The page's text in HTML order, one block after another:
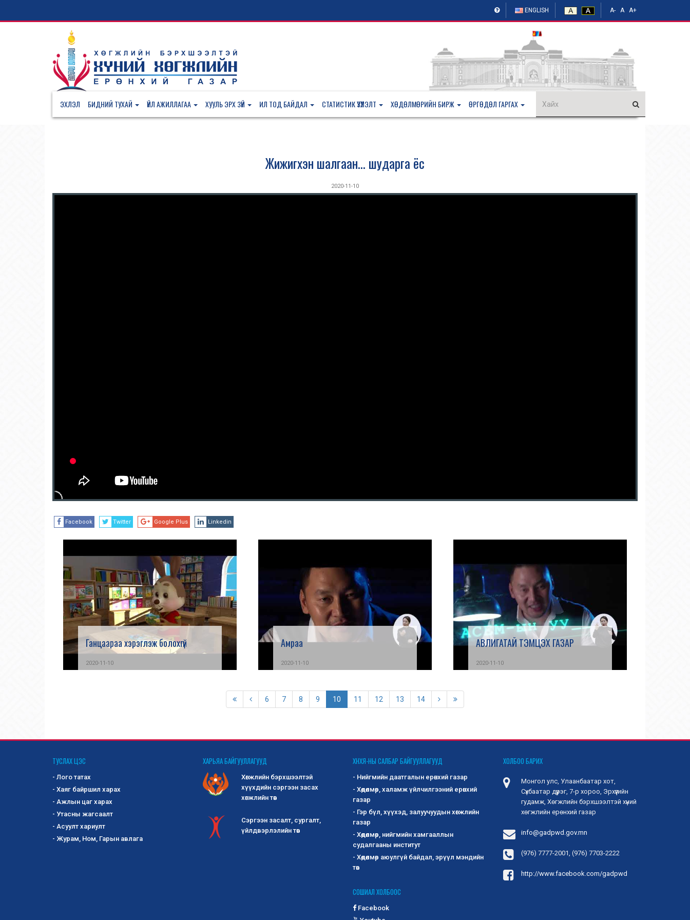
ENGLISH A- A A+
ЭХЛЭЛ БИДНИЙ ТУХАЙ ҮЙЛ АЖИЛЛАГАА ХУУЛЬ ЭРХ ЗҮЙ ИЛ ТОД БАЙДАЛ СТАТИСТИК ҮЗҮҮЛЭЛТ ХӨДӨЛМӨРИЙН БИРЖ ӨРГӨДӨЛ ГАРГАХ
Жижигхэн шалгаан... шударга ёс
2020-11-10
Facebook Twitter Google Plus Linkedin
Ганцаараа хэрэглэж болохгүй
2020-11-10
Амраа
2020-11-10
АВЛИГАТАЙ ТЭМЦЭХ ГАЗАР
2020-11-10
6 7 8 9 10 11 12 13 14
ТУСЛАХ ЦЭС
- Лого татах
- Хаяг байршил харах
- Ажлын цаг харах
- Утасны жагсаалт
- Асуулт хариулт
- Журам, Ном, Гарын авлага
ХАРЬЯА БАЙГУУЛЛАГУУД
Хөгжлийн бэрхшээлтэй
хүүхдийн сэргээн засах
хөгжлийн төв
Сэргээн засалт, сургалт,
үйлдвэрлэлийн төв
ХНХЯ-НЫ САЛБАР БАЙГУУЛЛАГУУД
- Нийгмийн даатгалын ерөнхий газар
- Хөдөлмөр, халамж үйлчилгээний ерөнхий
газар
- Гэр бүл, хүүхэд, залуучуудын хөгжлийн
газар
- Хөдөлмөр, нийгмийн хамгааллын
судалгааны институт
- Хөдөлмөр аюулгүй байдал, эрүүл мэндийн
төв
СОШИАЛ ХОЛБООС
Facebook
ХОЛБОО БАРИХ
Монгол улс, Улаанбаатар хот,
Сүхбаатар дүүрэг, 7-р хороо, Эрхүүгийн
гудамж, Хөгжлийн бэрхшээлтэй хүний
хөгжлийн ерөнхий газар
info@gadpwd.gov.mn
(976) 7777-2001, (976) 7703-2222
http://www.facebook.com/gadpwd